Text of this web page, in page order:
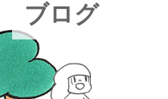
ブログ